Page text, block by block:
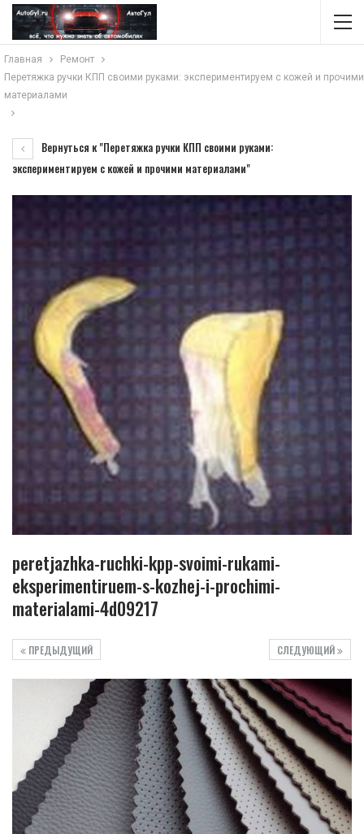
Главная
Ремонт
Перетяжка ручки КПП своими руками: экспериментируем с кожей и прочими
материалами
Вернуться к "Перетяжка ручки КПП своими руками:
экспериментируем с кожей и прочими материалами"
peretjazhka-ruchki-kpp-svoimi-rukami-
eksperimentiruem-s-kozhej-i-prochimi-
materialami-4d09217
СЛЕДУЮЩИЙ
ПРЕДЫДУЩИЙ